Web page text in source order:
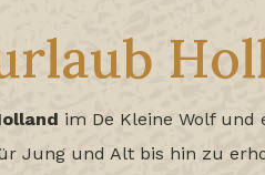
im De Kleine Wolf und
Jung und Alt bis hin zu